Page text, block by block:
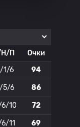
П
Очки
1/6 94
5/6 86
10 72
11 69